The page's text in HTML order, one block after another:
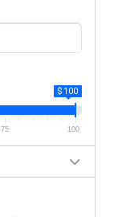
$ 100
75 100